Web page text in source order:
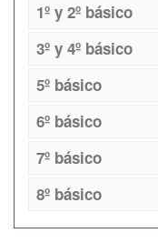
1º y 2º básico
3º y 4º básico
5º básico
6º básico
7º básico
8º básico